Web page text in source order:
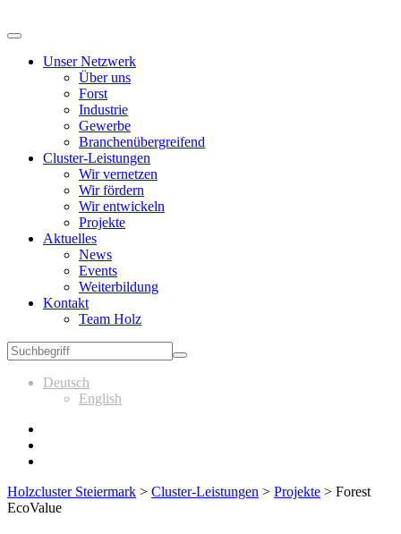
Unser Netzwerk
Über uns
Forst
Industrie
Gewerbe
Branchenübergreifend
Cluster-Leistungen
Wir vernetzen
Wir fördern
Wir entwickeln
Projekte
Aktuelles
News
Events
Weiterbildung
Kontakt
Team Holz
Deutsch
English
Holzcluster Steiermark > Cluster-Leistungen > Projekte > Forest
EcoValue